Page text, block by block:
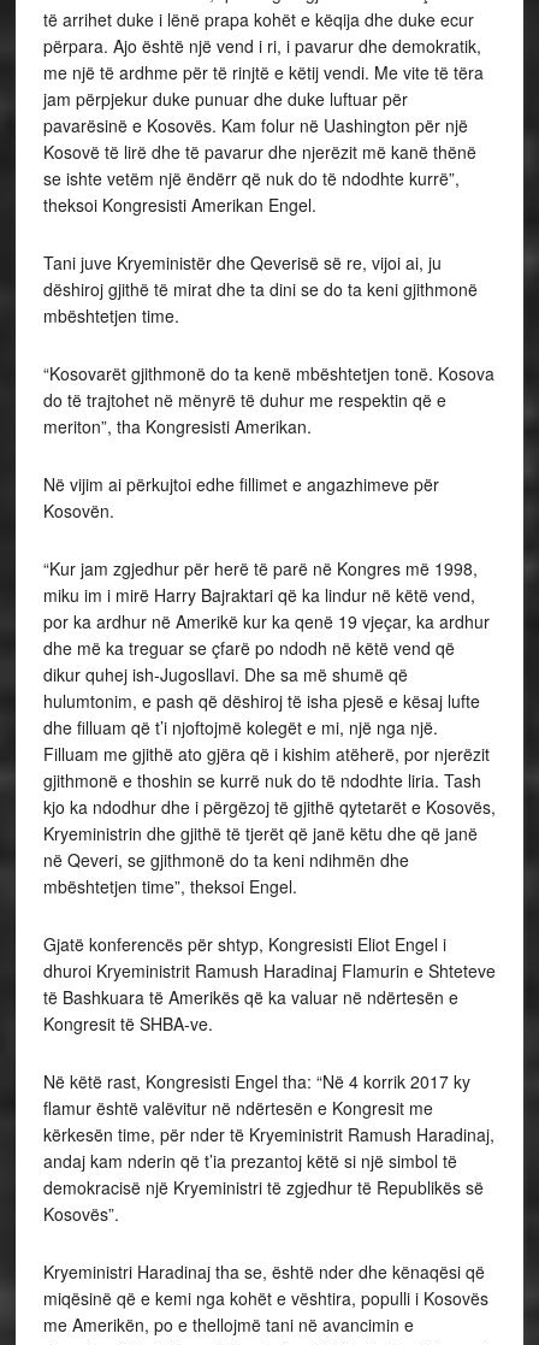
të arrihet duke i lënë prapa kohët e këqija dhe duke ecur
përpara. Ajo është një vend i ri, i pavarur dhe demokratik,
me një të ardhme për të rinjtë e këtij vendi. Me vite të tëra
jam përpjekur duke punuar dhe duke luftuar për
pavarësinë e Kosovës. Kam folur në Uashington për një
Kosovë të lirë dhe të pavarur dhe njerëzit më kanë thënë
se ishte vetëm një ëndërr që nuk do të ndodhte kurrë”,
theksoi Kongresisti Amerikan Engel.
Tani juve Kryeministër dhe Qeverisë së re, vijoi ai, ju
dëshiroj gjithë të mirat dhe ta dini se do ta keni gjithmonë
mbështetjen time.
“Kosovarët gjithmonë do ta kenë mbështetjen tonë. Kosova
do të trajtohet në mënyrë të duhur me respektin që e
meriton”, tha Kongresisti Amerikan.
Në vijim ai përkujtoi edhe fillimet e angazhimeve për
Kosovën.
“Kur jam zgjedhur për herë të parë në Kongres më 1998,
miku im i mirë Harry Bajraktari që ka lindur në këtë vend,
por ka ardhur në Amerikë kur ka qenë 19 vjeçar, ka ardhur
dhe më ka treguar se çfarë po ndodh në këtë vend që
dikur quhej ish-Jugosllavi. Dhe sa më shumë që
hulumtonim, e pash që dëshiroj të isha pjesë e kësaj lufte
dhe filluam që t’i njoftojmë kolegët e mi, një nga një.
Filluam me gjithë ato gjëra që i kishim atëherë, por njerëzit
gjithmonë e thoshin se kurrë nuk do të ndodhte liria. Tash
kjo ka ndodhur dhe i përgëzoj të gjithë qytetarët e Kosovës,
Kryeministrin dhe gjithë të tjerët që janë këtu dhe që janë
në Qeveri, se gjithmonë do ta keni ndihmën dhe
mbështetjen time”, theksoi Engel.
Gjatë konferencës për shtyp, Kongresisti Eliot Engel i
dhuroi Kryeministrit Ramush Haradinaj Flamurin e Shteteve
të Bashkuara të Amerikës që ka valuar në ndërtesën e
Kongresit të SHBA-ve.
Në këtë rast, Kongresisti Engel tha: “Në 4 korrik 2017 ky
flamur është valëvitur në ndërtesën e Kongresit me
kërkesën time, për nder të Kryeministrit Ramush Haradinaj,
andaj kam nderin që t’ia prezantoj këtë si një simbol të
demokracisë një Kryeministri të zgjedhur të Republikës së
Kosovës”.
Kryeministri Haradinaj tha se, është nder dhe kënaqësi që
miqësinë që e kemi nga kohët e vështira, populli i Kosovës
me Amerikën, po e thellojmë tani në avancimin e